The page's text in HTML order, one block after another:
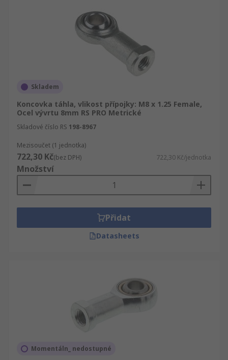
Skladem
Koncovka táhla, vlikost přípojky: M8 x 1.25 Female,
Ocel vývrtu 8mm RS PRO Metrické
Skladové číslo RS 198-8967
Mezisoučet (1 jednotka)
722,30 Kč(bez DPH) 722,30 Kč/jednotka
Množství
Přidat
Datasheets
Momentáln_ nedostupné